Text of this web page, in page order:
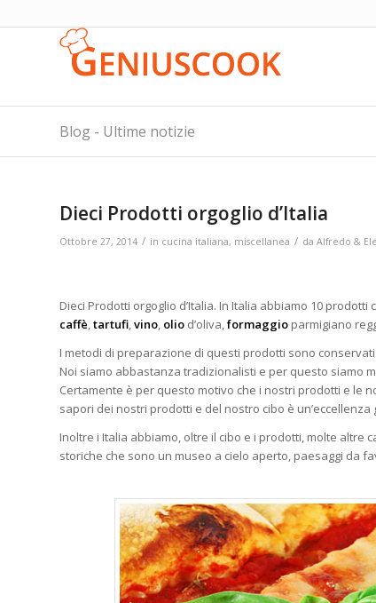
Blog - Ultime notizie
Dieci Prodotti orgoglio d’Italia
Ottobre 27, 2014 / in cucina italiana, miscellanea / da Alfredo &
Dieci Prodotti orgoglio d’Italia. In Italia abbiamo 10
caffè,tartufi,vino, olio d’oliva,formaggio parmigiano
I metodi di preparazione di questi prodotti sono
Noi siamo abbastanza tradizionalisti e per questo siamo
Certamente è per questo motivo che i nostri prodotti e le
sapori dei nostri prodotti e del nostro cibo è
Inoltre i Italia abbiamo, oltre il cibo e i prodotti, molte altre
storiche che sono un museo a cielo aperto, paesaggi da